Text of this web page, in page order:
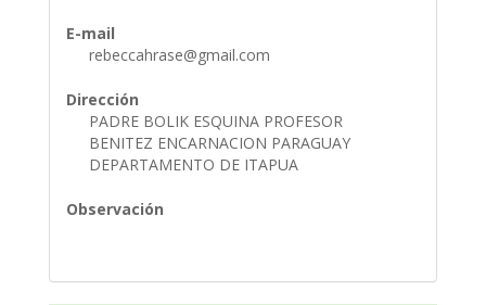
E-mail
rebeccahrase@gmail.com
Dirección
PADRE BOLIK ESQUINA PROFESOR
BENITEZ ENCARNACION PARAGUAY
DEPARTAMENTO DE ITAPUA
Observación